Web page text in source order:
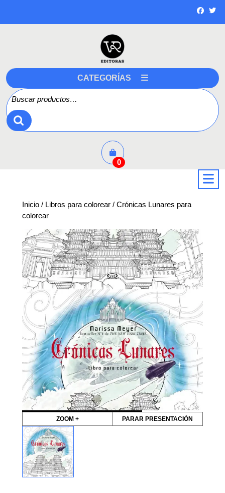
contenido
CATEGORÍAS
Buscar por:
0
Inicio / Libros para colorear / Crónicas Lunares para
colorear
ZOOM + PARAR PRESENTACIÓN